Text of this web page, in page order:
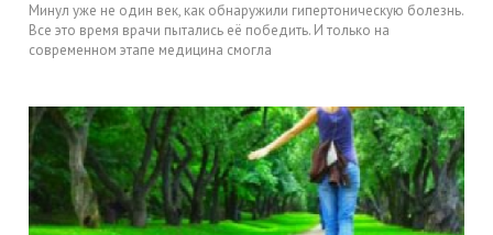
Минул уже не один век, как обнаружили гипертоническую болезнь.
Все это время врачи пытались её победить. И только на
современном этапе медицина смогла